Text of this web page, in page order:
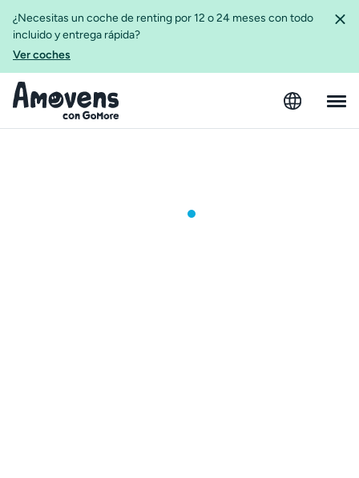
¿Necesitas un coche de renting por 12 o 24 meses con todo
incluido y entrega rápida?
Ver coches